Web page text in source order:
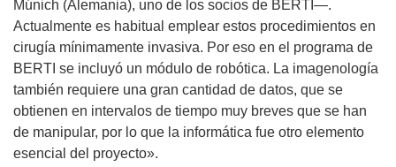
Múnich (Alemania), uno de los socios de BERTI—.
Actualmente es habitual emplear estos procedimientos en
cirugía mínimamente invasiva. Por eso en el programa de
BERTI se incluyó un módulo de robótica. La imagenología
también requiere una gran cantidad de datos, que se
obtienen en intervalos de tiempo muy breves que se han
de manipular, por lo que la informática fue otro elemento
esencial del proyecto».